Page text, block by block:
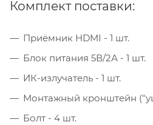
Комплект поставки:
Приёмник HDMI - 1 шт.
Блок питания 5В/2А - 1 шт.
ИК-излучатель - 1 шт.
Монтажный кронштейн
Болт - 4 шт.